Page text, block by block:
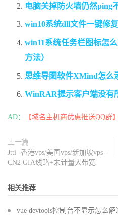
电脑关掉防火墙仍然ping
win10系统dll文件一键修
win11系统任务栏图标怎
方法）
思维导图软件XMind怎么
WinRAR提示客户端没有
AD： 【域名主机商优惠推送QQ群】
上一篇
Jtti -香港vps/美国vps/新加坡vps -
CN2 GIA线路+未计量大带宽
相关推荐
vue devtools控制台不显示怎么解